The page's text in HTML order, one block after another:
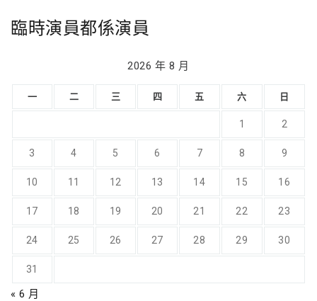
臨時演員都係演員
2026 年 8 月
一 二 三 四 五 六 日
1 2
3 4 5 6 7 8 9
10 11 12 13 14 15 16
17 18 19 20 21 22 23
24 25 26 27 28 29 30
31
« 6 月